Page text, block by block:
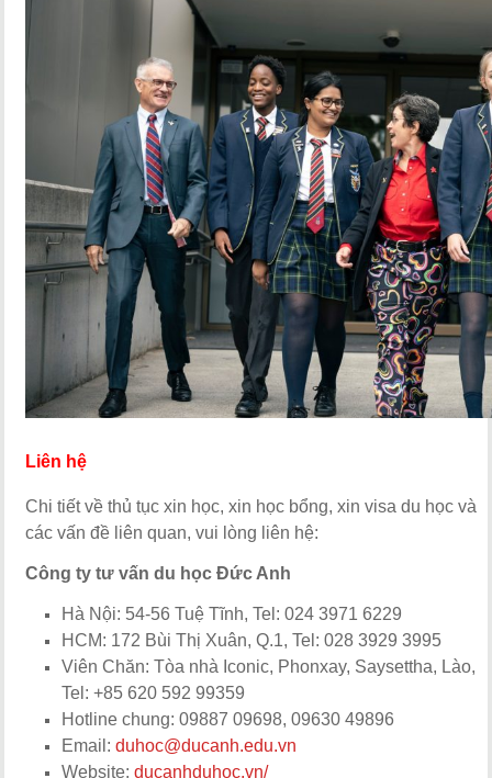
Liên hệ
Chi tiết về thủ tục xin học, xin học bổng, xin visa du học và
các vấn đề liên quan, vui lòng liên hệ:
Công ty tư vấn du học Đức Anh
Hà Nội: 54-56 Tuệ Tĩnh, Tel: 024 3971 6229
HCM: 172 Bùi Thị Xuân, Q.1, Tel: 028 3929 3995
Viên Chăn: Tòa nhà Iconic, Phonxay, Saysettha, Lào,
Tel: +85 620 592 99359
Hotline chung: 09887 09698, 09630 49896
Email:duhoc@ducanh.edu.vn
Website:ducanhduhoc.vn/